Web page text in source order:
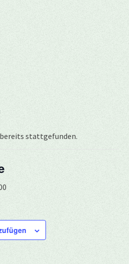
stattgefunden.